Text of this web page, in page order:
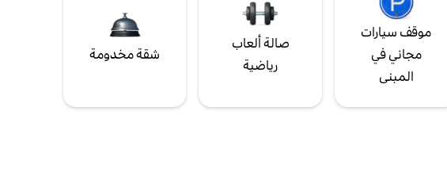
موقف سيارات
مجاني في
المبنى
صالة ألعاب
رياضية
شقة مخدومة